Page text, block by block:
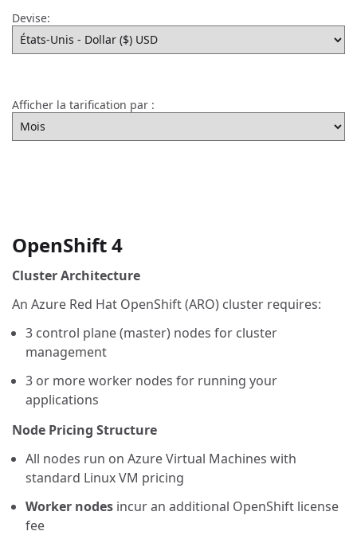
Devise:
Afficher la tarification par :
OpenShift 4
Cluster Architecture
An Azure Red Hat OpenShift (ARO) cluster requires:
3 control plane (master) nodes for cluster
management
3 or more worker nodes for running your
applications
Node Pricing Structure
All nodes run on Azure Virtual Machines with
standard Linux VM pricing
Worker nodes incur an additional OpenShift license
fee